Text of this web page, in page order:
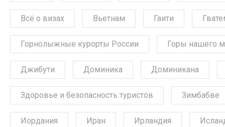
Всё о визах Вьетнам Гаити
Горнолыжные курорты России Горы нашего
Джибути Доминика Доминикана
Здоровье и безопасность туристов Зимбабве
Иордания Иран Ирландия